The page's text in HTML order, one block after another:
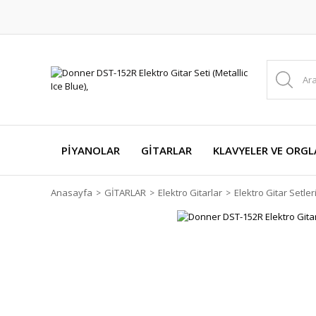
PİYANOLAR GİTARLAR KLAVYELER VE
Anasayfa GİTARLAR Elektro Gitarlar Elektro Gitar Setleri